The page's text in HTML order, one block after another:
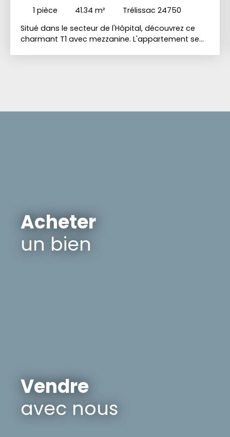
1 pièce 41.34 m²
Trélissac 24750
Situé dans le secteur de l'Hôpital, découvrez ce
charmant T1 avec mezzanine. L'appartement se
réversible est actuellement en cours d'installation.
Acheter
un bien
Vendre
avec nous